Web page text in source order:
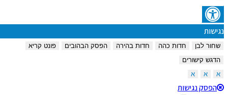
נגישות
שחור לבן חדות כהה חדות בהירה הפסק הבהובים
פונט קריא
הדגש קישורים
הפסק נגישות